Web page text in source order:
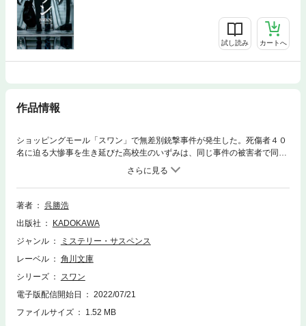
試し読み カートへ
作品情報
ショッピングモール「スワン」で無差別銃撃事件が発生した。死傷者４０
名に迫る大惨事を生き延びた高校生のいずみは、同じ事件の被害者で同級
生の小梢から、保身のために人質を見捨てたことを暴露される。被害者か
ら一転して非難の的になったいずみのもとに、ある日一通の招待状が届い
た。５人の事件関係者が集められた「お茶会」の目的は、残された謎の解
明だというが……。文学賞２冠を果たした、慟哭必至のミステリ。
著者
呉勝浩
出版社
KADOKAWA
ジャンル
ミステリー・サスペンス
レーベル
角川文庫
シリーズ
スワン
電子版配信開始日
2022/07/21
ファイルサイズ
1.52 MB